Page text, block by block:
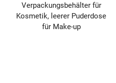
Verpackungsbehälter für
Kosmetik, leerer Puderdose
für Make-up